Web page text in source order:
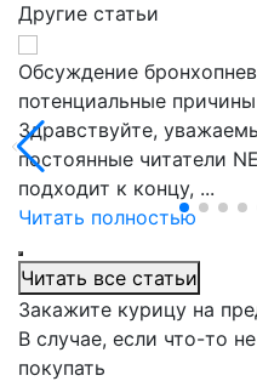
Другие статьи
Обсуждение
потенциальные
Здравствуйте,
постоянные читатели
подходит к концу, ...
Читать полностью
Читать все статьи
Закажите курицу на
В случае, если что-то
покупать